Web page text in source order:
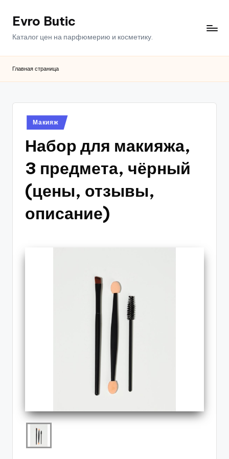
ПерейтиEvro Butic
Каталог цен на парфюмерию и косметику.
Главная страница
Опубликовано
в
Макияж
Набор для макияжа,
3 предмета, чёрный
(цены, отзывы,
описание)